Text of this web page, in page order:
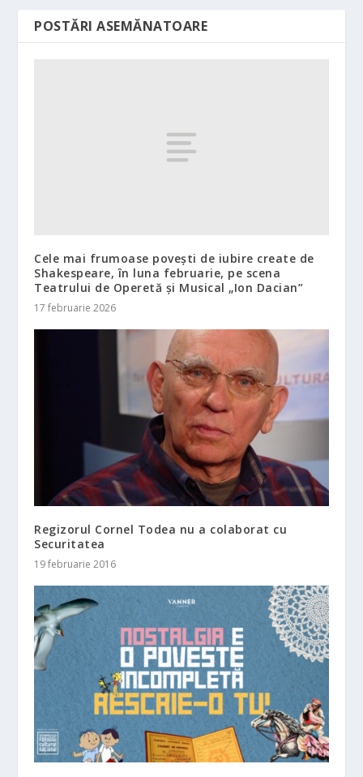
POSTĂRI ASEMĂNATOARE
Cele mai frumoase povești de iubire create de
Shakespeare, în luna februarie, pe scena
Teatrului de Operetă și Musical „Ion Dacian”
17 februarie 2026
Regizorul Cornel Todea nu a colaborat cu
Securitatea
19 februarie 2016